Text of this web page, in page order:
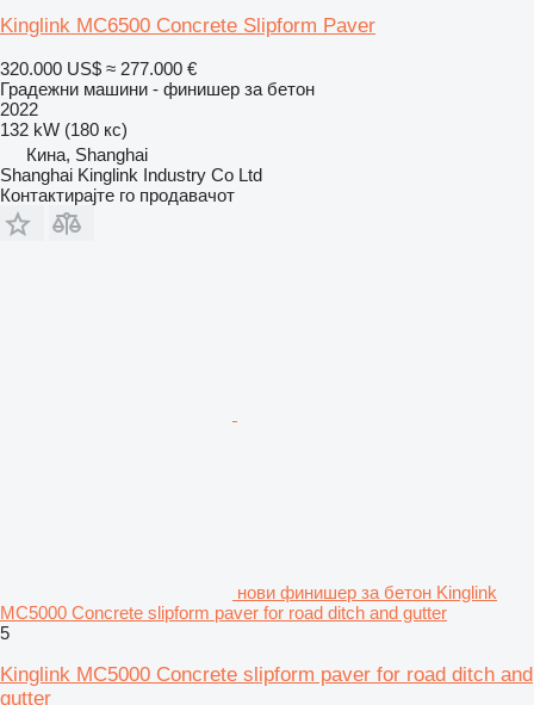
Kinglink MC6500 Concrete Slipform Paver
320.000 US$ ≈ 277.000 €
Градежни машини - финишер за бетон
2022
132 kW (180 кс)
Кина, Shanghai
Shanghai Kinglink Industry Co Ltd
Контактирајте го продавачот
нови финишер за бетон Kinglink
MC5000 Concrete slipform paver for road ditch and gutter
5
Kinglink MC5000 Concrete slipform paver for road ditch and
gutter